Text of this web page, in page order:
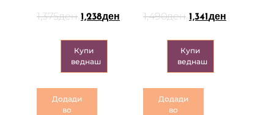
1,375ден 1,238ден
Купи
веднаш
Додади
во
1,490ден 1,341ден
Купи
веднаш
Додади
во